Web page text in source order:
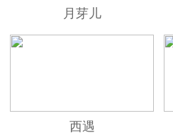
月芽儿
西遇